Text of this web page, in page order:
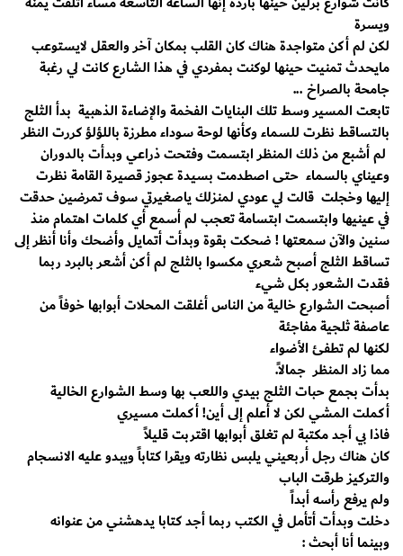
ويسرة
لكن لم أكن متواجدة هناك كان القلب بمكان آخر والعقل لايستوعب
مايحدث تمنيت حينها لوكنت بمفردي في هذا الشارع كانت لي رغبة
جامحة بالصراخ ...
تابعت المسير وسط تلك البنايات الفخمة والإضاءة الذهبية بدأ الثلج
بالتساقط نظرت للسماء وكأنها لوحة سوداء مطرزة باللؤلؤ كررت النظر
لم أشبع من ذلك المنظر ابتسمت وفتحت ذراعي وبدأت بالدوران
وعيناي بالسماء حتى اصطدمت بسيدة عجوز قصيرة القامة نظرت
إليها وخجلت قالت لي عودي لمنزلك ياصغيرتي سوف تمرضين حدقت
في عينيها وابتسمت ابتسامة تعجب لم أسمع أي كلمات اهتمام منذ
سنين والآن سمعتها ! ضحكت بقوة وبدأت أتمايل وأضحك وأنا أنظر إلى
تساقط الثلج أصبح شعري مكسوا بالثلج لم أكن أشعر بالبرد ربما
فقدت الشعور بكل شيء
أصبحت الشوارع خالية من الناس أغلقت المحلات أبوابها خوفاً من
عاصفة ثلجية مفاجئة
لكنها لم تطفئ الأضواء
مما زاد المنظر جمالاً.
بدأت بجمع حبات الثلج بيدي واللعب بها وسط الشوارع الخالية
أكملت المشي لكن لا أعلم إلى أين! أكملت مسيري
فاذا بي أجد مكتبة لم تغلق أبوابها اقتربت قليلاً
كان هناك رجل أربعيني يلبس نظارته ويقرا كتاباً ويبدو عليه الانسجام
والتركيز طرقت الباب
ولم يرفع رأسه أبداً
دخلت وبدأت أتأمل في الكتب ربما أجد كتابا يدهشني من عنوانه
وبينما أنا أبحث :